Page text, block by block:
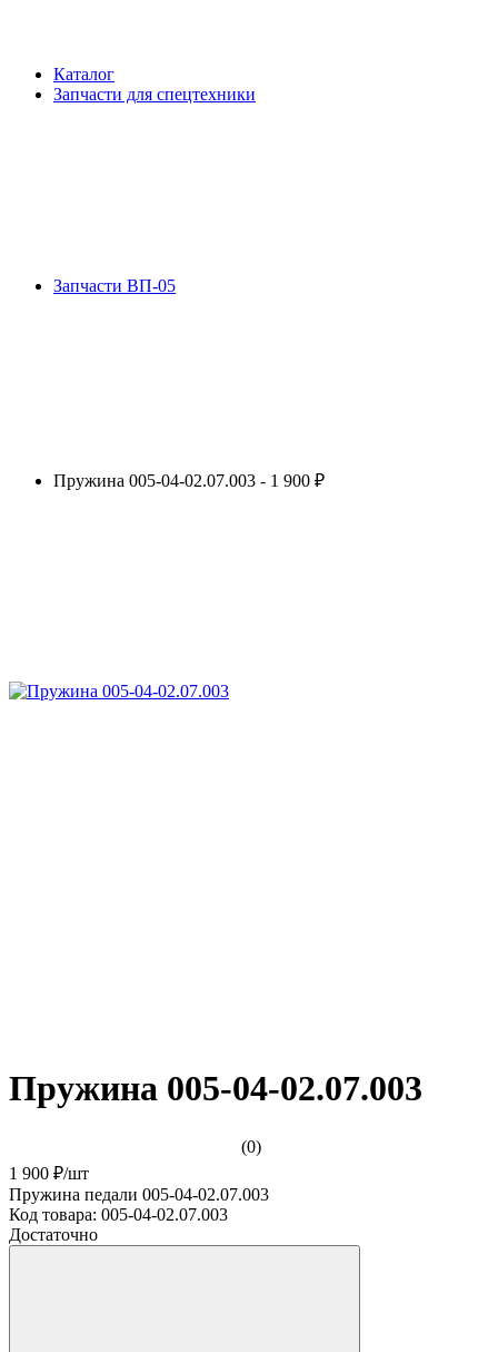
Каталог
Запчасти для спецтехники
Запчасти ВП-05
Пружина 005-04-02.07.003 - 1 900 ₽
Пружина 005-04-02.07.003
(0)
1 900 ₽/шт
Пружина педали 005-04-02.07.003
Код товара: 005-04-02.07.003
Достаточно